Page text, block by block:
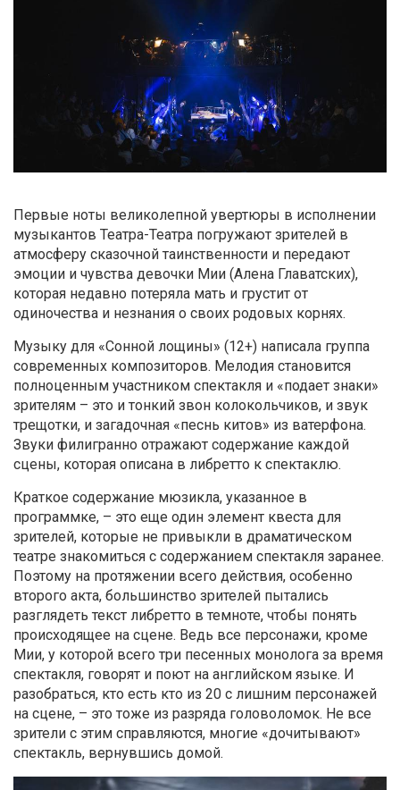
Первые ноты великолепной увертюры в исполнении
музыкантов Театра-Театра погружают зрителей в
атмосферу сказочной таинственности и передают
эмоции и чувства девочки Мии (Алена Главатских),
которая недавно потеряла мать и грустит от
одиночества и незнания о своих родовых корнях.
Музыку для «Сонной лощины» (12+) написала группа
современных композиторов. Мелодия становится
полноценным участником спектакля и «подает знаки»
зрителям – это и тонкий звон колокольчиков, и звук
трещотки, и загадочная «песнь китов» из ватерфона.
Звуки филигранно отражают содержание каждой
сцены, которая описана в либретто к спектаклю.
Краткое содержание мюзикла, указанное в
программке, – это еще один элемент квеста для
зрителей, которые не привыкли в драматическом
театре знакомиться с содержанием спектакля заранее.
Поэтому на протяжении всего действия, особенно
второго акта, большинство зрителей пытались
разглядеть текст либретто в темноте, чтобы понять
происходящее на сцене. Ведь все персонажи, кроме
Мии, у которой всего три песенных монолога за время
спектакля, говорят и поют на английском языке. И
разобраться, кто есть кто из 20 с лишним персонажей
на сцене, – это тоже из разряда головоломок. Не все
зрители с этим справляются, многие «дочитывают»
спектакль, вернувшись домой.